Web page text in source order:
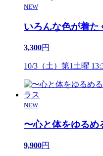
NEW
いろんな色が着た
3,300円
10/3（土）第1土曜
NEW
〜心と体をゆるめ
9,900円